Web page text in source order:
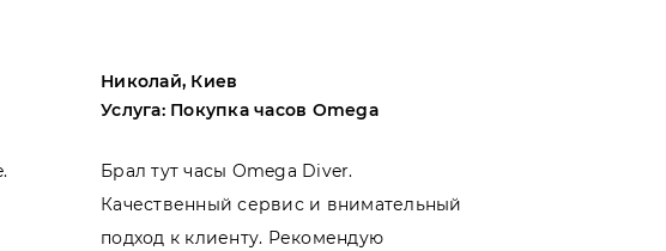
Николай, Киев
Услуга: Покупка часов Omega
Брал тут часы Omega Diver.
Качественный сервис и внимательный
подход к клиенту. Рекомендую